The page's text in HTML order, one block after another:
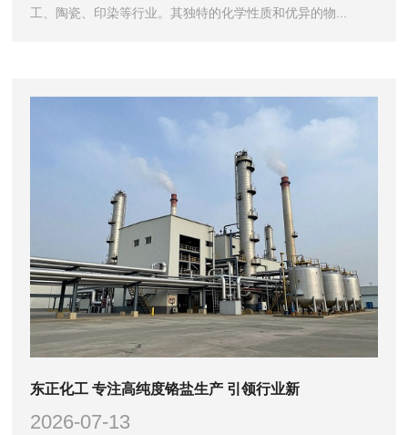
工、陶瓷、印染等行业。其独特的化学性质和优异的物...
东正化工 专注高纯度铬盐生产 引领行业新
2026-07-13